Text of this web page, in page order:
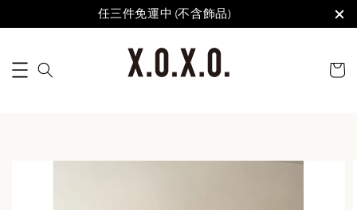
任三件免運中 (不含飾品)